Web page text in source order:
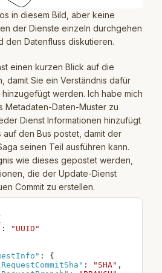
in diesem Bild, aber keine
der Dienste einzeln durchgehen
den Datenfluss diskutieren.
einen kurzen Blick auf die
damit Sie ein Verständnis dafür
werden. Ich habe mich
Metadaten-Daten-Muster zu
Dienst Informationen hinzufügt
auf den Bus postet, damit der
seinen Teil ausführen kann.
wie dieses gepostet werden,
die der Update-Dienst
Commit zu erstellen.
:
"UUID"
:
{
: "SHA" ,